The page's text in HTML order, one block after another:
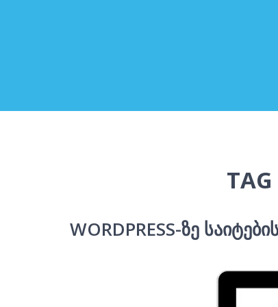
WORDPRESS-ᲖᲔ